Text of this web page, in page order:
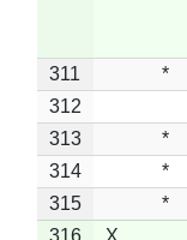
311 *
312
313
*
314
*
315
*
316
X